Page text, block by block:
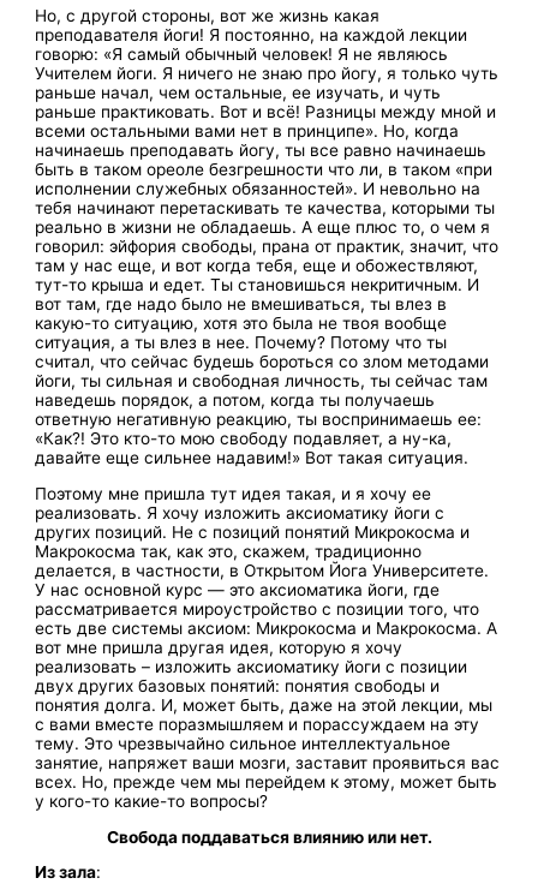
Но, с другой стороны, вот же жизнь какая
преподавателя йоги! Я постоянно, на каждой лекции
говорю: «Я самый обычный человек! Я не являюсь
Учителем йоги. Я ничего не знаю про йогу, я только чуть
раньше начал, чем остальные, ее изучать, и чуть
раньше практиковать. Вот и всё! Разницы между мной и
всеми остальными вами нет в принципе». Но, когда
начинаешь преподавать йогу, ты все равно начинаешь
быть в таком ореоле безгрешности что ли, в таком «при
исполнении служебных обязанностей». И невольно на
тебя начинают перетаскивать те качества, которыми ты
реально в жизни не обладаешь. А еще плюс то, о чем я
говорил: эйфория свободы, прана от практик, значит, что
там у нас еще, и вот когда тебя, еще и обожествляют,
тут-то крыша и едет. Ты становишься некритичным. И
вот там, где надо было не вмешиваться, ты влез в
какую-то ситуацию, хотя это была не твоя вообще
ситуация, а ты влез в нее. Почему? Потому что ты
считал, что сейчас будешь бороться со злом методами
йоги, ты сильная и свободная личность, ты сейчас там
наведешь порядок, а потом, когда ты получаешь
ответную негативную реакцию, ты воспринимаешь ее:
«Как?! Это кто-то мою свободу подавляет, а ну-ка,
давайте еще сильнее надавим!» Вот такая ситуация.
Поэтому мне пришла тут идея такая, и я хочу ее
реализовать. Я хочу изложить аксиоматику йоги с
других позиций. Не с позиций понятий Микрокосма и
Макрокосма так, как это, скажем, традиционно
делается, в частности, в Открытом Йога Университете.
У нас основной курс — это аксиоматика йоги, где
рассматривается мироустройство с позиции того, что
есть две системы аксиом: Микрокосма и Макрокосма. А
вот мне пришла другая идея, которую я хочу
реализовать – изложить аксиоматику йоги с позиции
двух других базовых понятий: понятия свободы и
понятия долга. И, может быть, даже на этой лекции, мы
с вами вместе поразмышляем и порассуждаем на эту
тему. Это чрезвычайно сильное интеллектуальное
занятие, напряжет ваши мозги, заставит проявиться вас
всех. Но, прежде чем мы перейдем к этому, может быть
у кого-то какие-то вопросы?
Свобода поддаваться влиянию или нет.
Из зала: